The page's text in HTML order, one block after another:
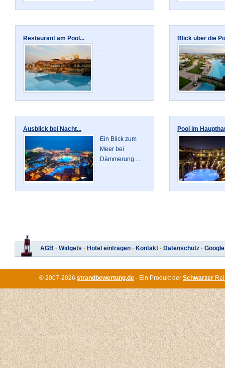
Restaurant am Pool...
Blick über die
Ausblick bei Nacht...
Ein Blick zum
Meer bei
Dämmerung....
Pool im
AGB · Widgets · Hotel eintragen · Kontakt · Datenschutz ·
© 2007-2026 strandbewertung.de · Ein Produkt der Schwarzer